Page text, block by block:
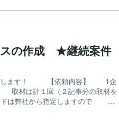
スの作成 ★継続案件
いたします！ 【依頼内容】 1企
取材は計１回（２記事分の取材を
ドは弊社から指定しますので ・